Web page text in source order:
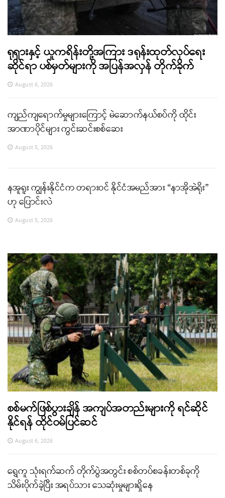
ရုရှားနှင့် ယူကရိန်းတို့အကြား ဒရုန်းထုတ်လုပ်ရေး
ဆိုင်ရာ ပစ်မှတ်များကို အပြန်အလှန် တိုက်ခိုက်
August 6, 2026
ကျည်ကျရောက်မှုများကြောင့် မဲဆောက်နယ်စပ်ကို ထိုင်း
အာဏာပိုင်များ ကွင်းဆင်းစစ်ဆေး
August 5, 2026
နအူရူး ကျွန်းနိုင်ငံက တရားဝင် နိုင်ငံအမည်အား “နာအိုအဲရိုး”
ဟု ပြောင်းလဲ
August 5, 2026
စစ်မက်ဖြစ်ပွားချိန် အကျပ်အတည်းများကို ရင်ဆိုင်
နိုင်ရန် ထိုင်ဝမ်ပြင်ဆင်
August 6, 2026
ရွှေကူ သုံးရက်ဆက် တိုက်ပွဲအတွင်း စစ်တပ်စခန်းတစ်ခုကို
သိမ်းပိုက်ခဲ့ပြီး အရပ်သား သေဆုံးမှုများရှိနေ